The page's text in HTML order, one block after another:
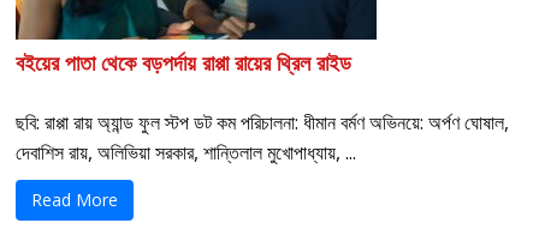
বইয়ের পাতা থেকে বড়পর্দায় রাপ্পা রায়ের থ্রিল রাইড
ছবি: রাপ্পা রায় অ্যান্ড ফুল স্টপ ডট কম পরিচালনা: ধীমান বর্মণ অভিনয়ে: অর্পণ ঘোষাল,
দেবাশিস রায়, অলিভিয়া সরকার, শান্তিলাল মুখোপাধ্যায়, ...
Read More